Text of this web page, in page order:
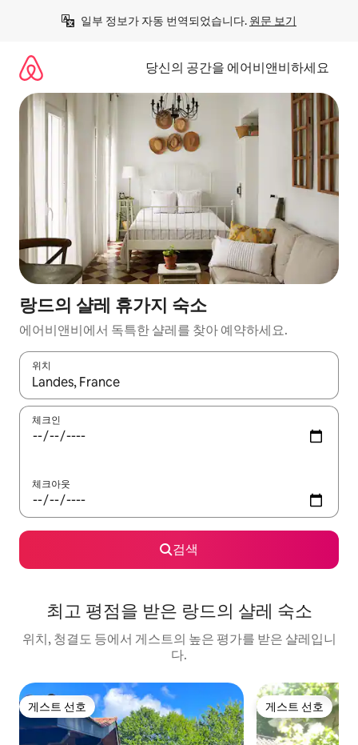
일부 정보가 자동 번역되었습니다. 원문 보기
당신의 공간을 에어비앤비하세요
랑드의 샬레 휴가지 숙소
에어비앤비에서 독특한 샬레를 찾아 예약하세요.
위치
결과가 나오면 위·아래 화살표 키를 사용하거나 터치 또는 스와이
체크인
체크아웃
검색
최고 평점을 받은 랑드의 샬레 숙소
위치, 청결도 등에서 게스트의 높은 평가를 받은 샬레입니
다.
게스트 선호
게스트 선호 게스트 선호
게스트 선호